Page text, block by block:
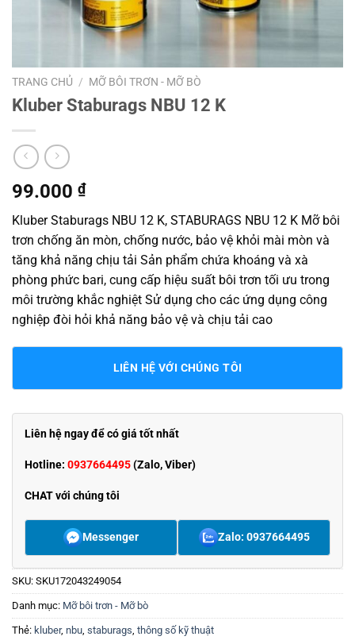
TRANG CHỦ / MỠ BÔI TRƠN - MỠ BÒ
Kluber Staburags NBU 12 K
99.000 ₫
Kluber Staburags NBU 12 K, STABURAGS NBU 12 K Mỡ bôi
trơn chống ăn mòn, chống nước, bảo vệ khỏi mài mòn và
tăng khả năng chịu tải Sản phẩm chứa khoáng và xà
phòng phức bari, cung cấp hiệu suất bôi trơn tối ưu trong
môi trường khắc nghiệt Sử dụng cho các ứng dụng công
nghiệp đòi hỏi khả năng bảo vệ và chịu tải cao
LIÊN HỆ VỚI CHÚNG TÔI
Liên hệ ngay để có giá tốt nhất
Hotline: 0937664495(Zalo, Viber)
CHAT với chúng tôi
Messenger Zalo: 0937664495
SKU: SKU172043249054
Danh mục: Mỡ bôi trơn - Mỡ bò
Thẻ: kluber, nbu staburags thông số kỹ thuật